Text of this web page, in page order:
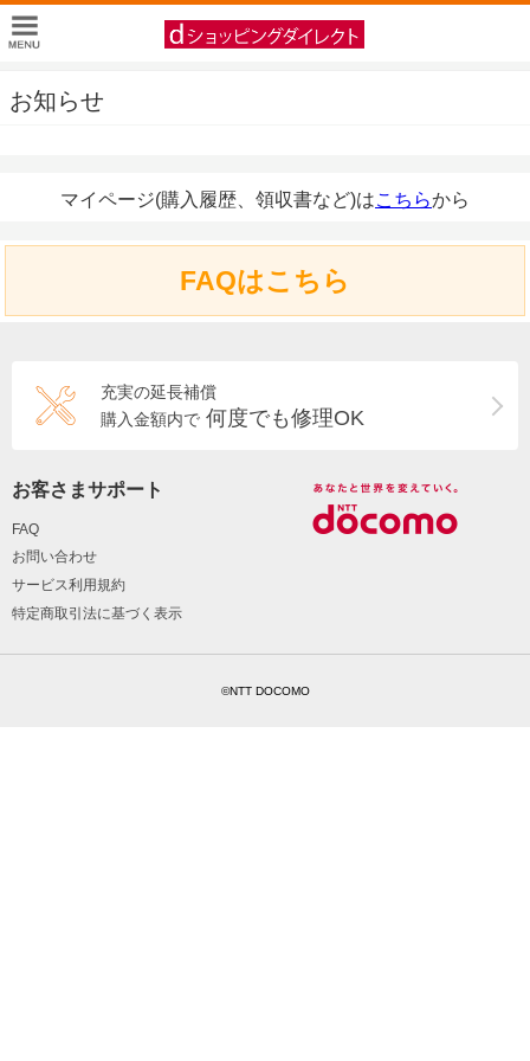
お知らせ
マイページ(購入履歴、領収書など)はこちらから
FAQはこちら
充実の延長補償
購入金額内で 何度でも修理OK
お客さまサポート
FAQ
お問い合わせ
サービス利用規約
特定商取引法に基づく表示
©NTT DOCOMO